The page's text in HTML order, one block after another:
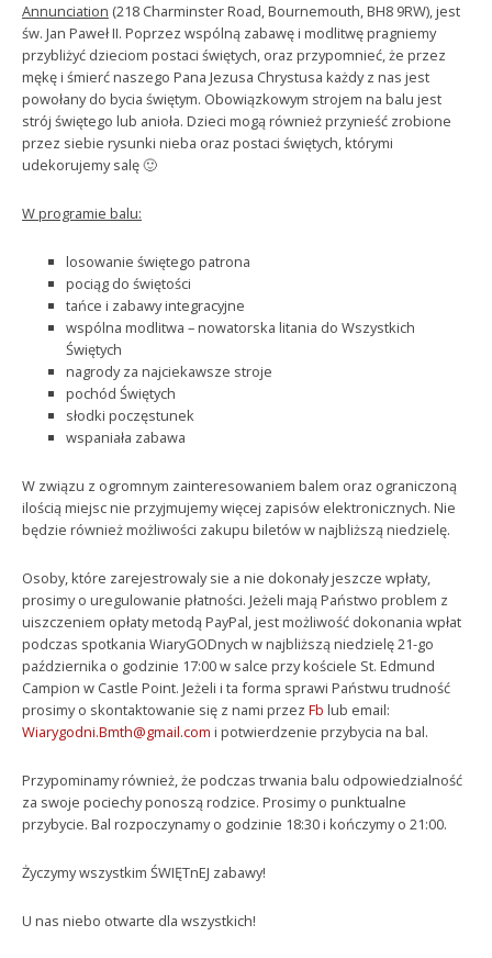
Annunciation (218 Charminster Road, Bournemouth, BH8 9RW), jest
św. Jan Paweł II. Poprzez wspólną zabawę i modlitwę pragniemy
przybliżyć dzieciom postaci świętych, oraz przypomnieć, że przez
mękę i śmierć naszego Pana Jezusa Chrystusa każdy z nas jest
powołany do bycia świętym. Obowiązkowym strojem na balu jest
strój świętego lub anioła. Dzieci mogą również przynieść zrobione
przez siebie rysunki nieba oraz postaci świętych, którymi
udekorujemy salę 🙂
W programie balu:
losowanie świętego patrona
pociąg do świętości
tańce i zabawy integracyjne
wspólna modlitwa – nowatorska litania do Wszystkich
Świętych
nagrody za najciekawsze stroje
pochód Świętych
słodki poczęstunek
wspaniała zabawa
W związu z ogromnym zainteresowaniem balem oraz ograniczoną
ilością miejsc nie przyjmujemy więcej zapisów elektronicznych. Nie
będzie również możliwości zakupu biletów w najbliższą niedzielę.
Osoby, które zarejestrowaly sie a nie dokonały jeszcze wpłaty,
prosimy o uregulowanie płatności. Jeżeli mają Państwo problem z
uiszczeniem opłaty metodą PayPal, jest możliwość dokonania wpłat
podczas spotkania WiaryGODnych w najbliższą niedzielę 21-go
października o godzinie 17:00 w salce przy kościele St. Edmund
Campion w Castle Point. Jeżeli i ta forma sprawi Państwu trudność
prosimy o skontaktowanie się z nami przez Fb lub email:
Wiarygodni.Bmth@gmail.com i potwierdzenie przybycia na bal.
Przypominamy również, że podczas trwania balu odpowiedzialność
za swoje pociechy ponoszą rodzice. Prosimy o punktualne
przybycie. Bal rozpoczynamy o godzinie 18:30 i kończymy o 21:00.
Życzymy wszystkim ŚWIĘTnEJ zabawy!
U nas niebo otwarte dla wszystkich!